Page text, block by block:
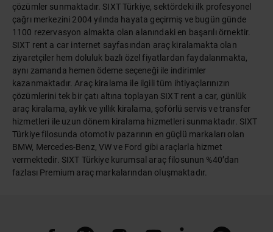
çözümler sunmaktadır. SIXT Türkiye, sektördeki ilk profesyonel
çağrı merkezini 2004 yılında hayata geçirmiş ve bugün günde
1100 rezervasyon almakta olan alanındaki en başarılı örnektir.
SIXT rent a car internet sayfasından araç kiralamakta olan
ziyaretçiler hem doluluk bazlı özel fiyatlardan faydalanmakta,
aynı zamanda hemen ödeme seçeneği ile indirimler
kazanmaktadır. Araç kiralama ile ilgili tüm ihtiyaçlarınızın
çözümlerini tek bir çatı altına toplayan SIXT rent a car, günlük
araç kiralama, aylık ve yıllık kiralama, şoförlü servis ve transfer
hizmetleri ile uzun dönem kiralama hizmetleri sunmaktadır. SIXT
Türkiye filosunda otomotiv pazarının en güçlü markaları olan
BMW, Mercedes-Benz, VW ve Ford gibi araçlarla hizmet
vermektedir. SIXT Türkiye kurumsal araç filosunun %40’dan
fazlası Premium araç markalarından oluşmaktadır.